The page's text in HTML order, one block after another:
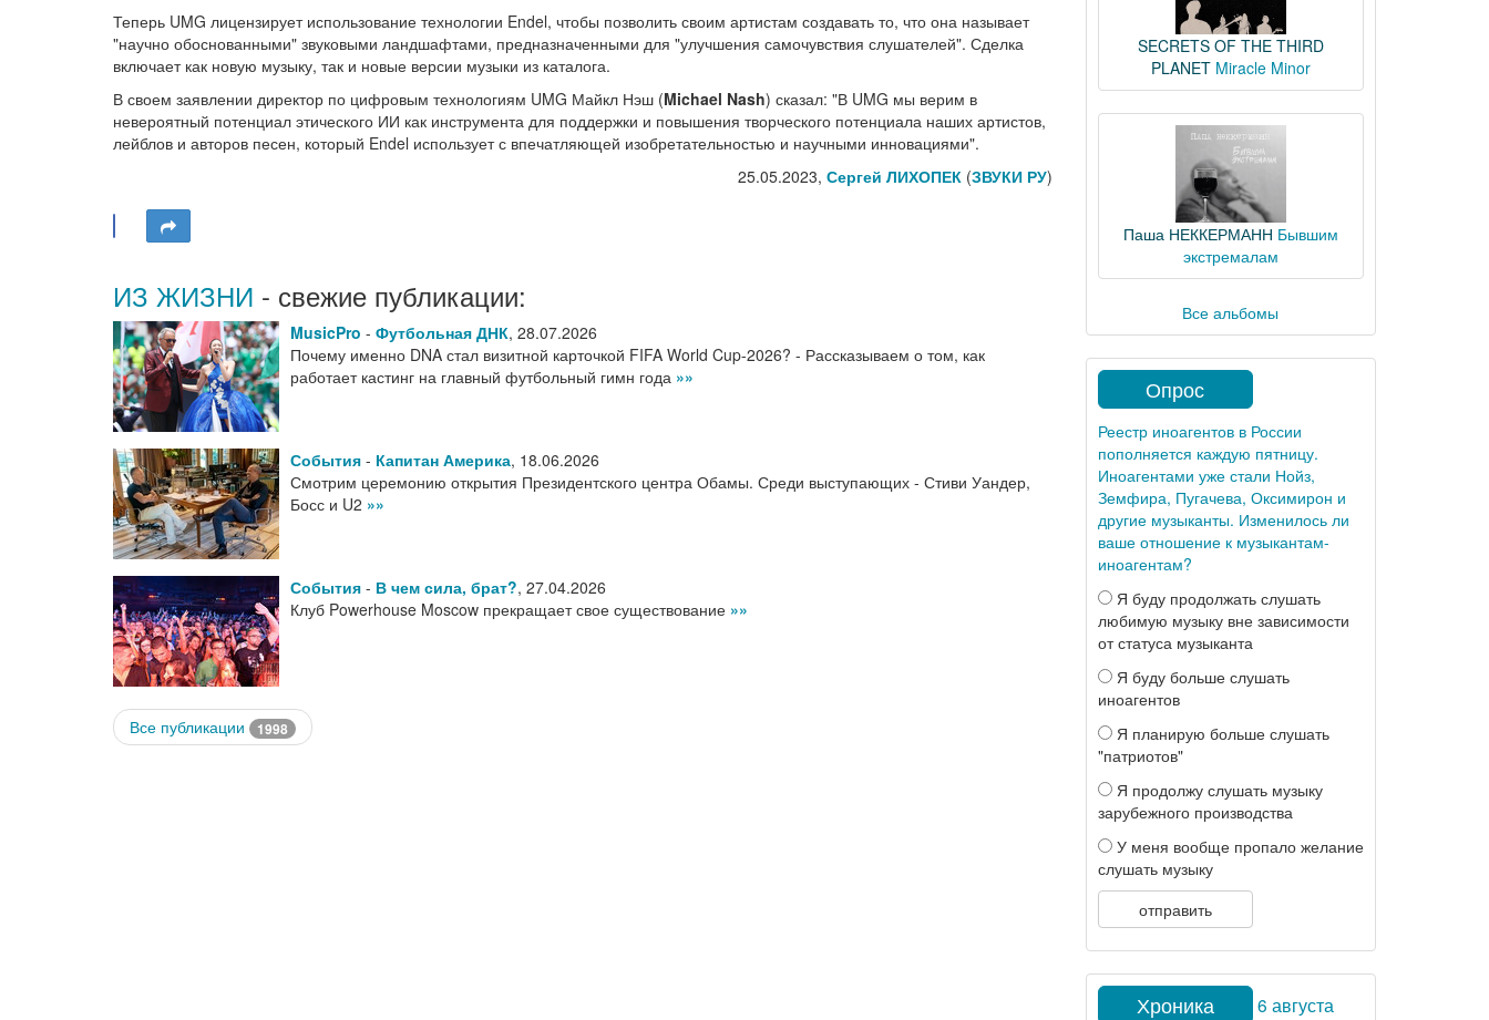
Теперь UMG лицензирует использование технологии Endel, чтобы позволить своим артистам создавать то, что она называет
"научно обоснованными" звуковыми ландшафтами, предназначенными для "улучшения самочувствия слушателей". Сделка
включает как новую музыку, так и новые версии музыки из каталога.
В своем заявлении директор по цифровым технологиям UMG Майкл Нэш (Michael Nash) сказал: "В UMG мы верим в
невероятный потенциал этического ИИ как инструмента для поддержки и повышения творческого потенциала наших артистов,
лейблов и авторов песен, который Endel использует с впечатляющей изобретательностью и научными инновациями".
25.05.2023, Сергей ЛИХОПЕК (ЗВУКИ РУ)
ИЗ ЖИЗНИ - свежие публикации:
MusicPro - Футбольная ДНК, 28.07.2026
Почему именно DNA стал визитной карточкой FIFA World Cup-2026? - Рассказываем о том, как
работает кастинг на главный футбольный гимн года »»
События - Капитан Америка, 18.06.2026
Смотрим церемонию открытия Президентского центра Обамы. Среди выступающих - Стиви Уандер,
Босс и U2 »»
События - В чем сила, брат?, 27.04.2026
Клуб Powerhouse Moscow прекращает свое существование »»
Все публикации 1998
SECRETS OF THE THIRD
PLANET Miracle Minor
Паша НЕККЕРМАНН Бывшим
экстремалам
Все альбомы
Опрос
Реестр иноагентов в России
пополняется каждую пятницу.
Иноагентами уже стали Нойз,
Земфира, Пугачева, Оксимирон и
другие музыканты. Изменилось ли
ваше отношение к музыкантам-
иноагентам?
Я буду продолжать слушать
любимую музыку вне зависимости
от статуса музыканта
Я буду больше слушать
иноагентов
Я планирую больше слушать
"патриотов"
Я продолжу слушать музыку
зарубежного производства
У меня вообще пропало желание
слушать музыку
отправить
Хроника 6 августа